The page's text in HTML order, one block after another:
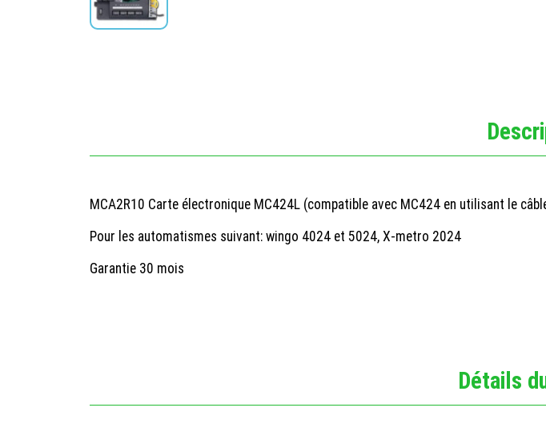
MCA2R10 Carte électronique MC424L (compatible avec MC424 en utilisant le
Pour les automatismes suivant: wingo 4024 et 5024, X-metro 2024
Garantie 30 mois
Détails